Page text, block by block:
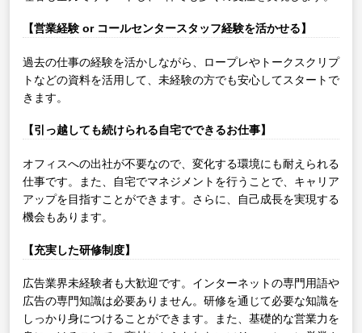
【営業経験 or コールセンタースタッフ経験を活かせる】
過去の仕事の経験を活かしながら、ロープレやトークスクリプ
トなどの資料を活用して、未経験の方でも安心してスタートで
きます。
【引っ越しても続けられる自宅でできるお仕事】
オフィスへの出社が不要なので、変化する環境にも耐えられる
仕事です。また、自宅でマネジメントを行うことで、キャリア
アップを目指すことができます。さらに、自己成長を実現する
機会もあります。
【充実した研修制度】
広告業界未経験者も大歓迎です。インターネットの専門用語や
広告の専門知識は必要ありません。研修を通じて必要な知識を
しっかり身につけることができます。また、基礎的な営業力を